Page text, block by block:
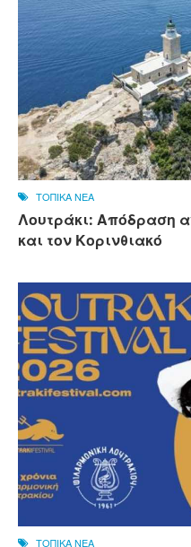
ΤΟΠΙΚΑ ΝΕΑ
Λουτράκι: Απόδραση
και τον Κορινθιακό
ΤΟΠΙΚΑ ΝΕΑ